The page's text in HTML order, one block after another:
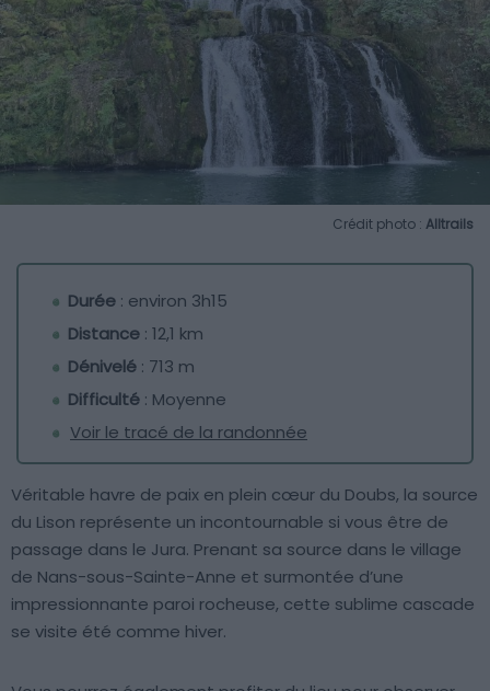
Crédit photo : Alltrails
Durée : environ 3h15
Distance : 12,1 km
Dénivelé : 713 m
Difficulté : Moyenne
Voir le tracé de la randonnée
Véritable havre de paix en plein cœur du Doubs, la source
du Lison représente un incontournable si vous être de
passage dans le Jura. Prenant sa source dans le village
de Nans-sous-Sainte-Anne et surmontée d’une
impressionnante paroi rocheuse, cette sublime cascade
se visite été comme hiver.